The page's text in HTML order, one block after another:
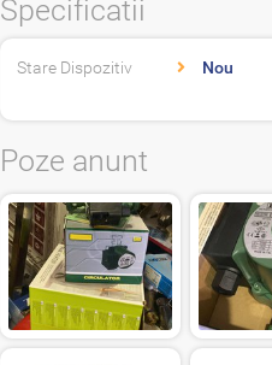
Specificatii
Stare Dispozitiv Nou
Poze anunt